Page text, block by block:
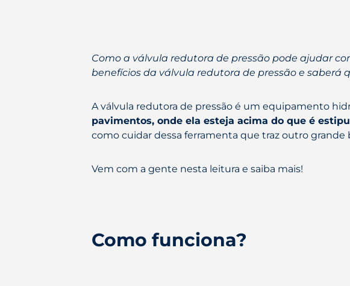
Como a válvula redutora de pressão pode ajudar
benefícios da válvula redutora de pressão e saberá
A válvula redutora de pressão é um equipamento
pavimentos, onde ela esteja acima do que é
como cuidar dessa ferramenta que traz outro
Vem com a gente nesta leitura e saiba mais!
Como funciona?